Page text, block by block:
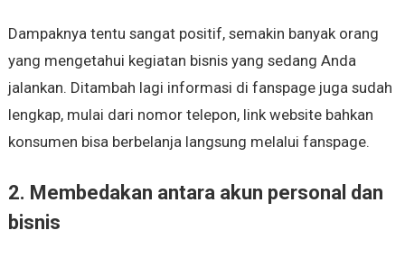
Dampaknya tentu sangat positif, semakin banyak orang
yang mengetahui kegiatan bisnis yang sedang Anda
jalankan. Ditambah lagi informasi di fanspage juga sudah
lengkap, mulai dari nomor telepon, link website bahkan
konsumen bisa berbelanja langsung melalui fanspage.
2. Membedakan antara akun personal dan
bisnis